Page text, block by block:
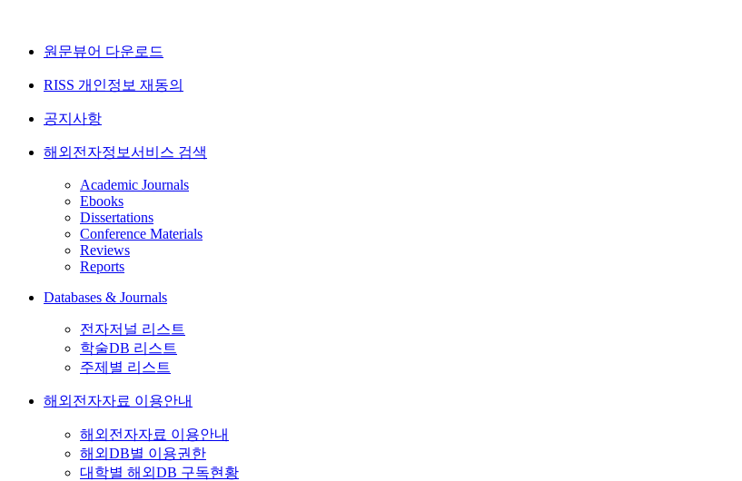
원문뷰어 다운로드
RISS 개인정보 재동의
공지사항
해외전자정보서비스 검색
Academic Journals
Ebooks
Dissertations
Conference Materials
Reviews
Reports
Databases & Journals
전자저널 리스트
학술DB 리스트
주제별 리스트
해외전자자료 이용안내
해외전자자료 이용안내
해외DB별 이용권한
대학별 해외DB 구독현황